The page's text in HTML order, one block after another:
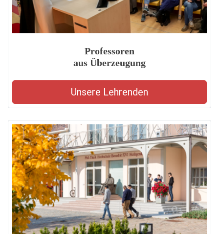
Professoren
aus Überzeugung
Unsere Lehrenden